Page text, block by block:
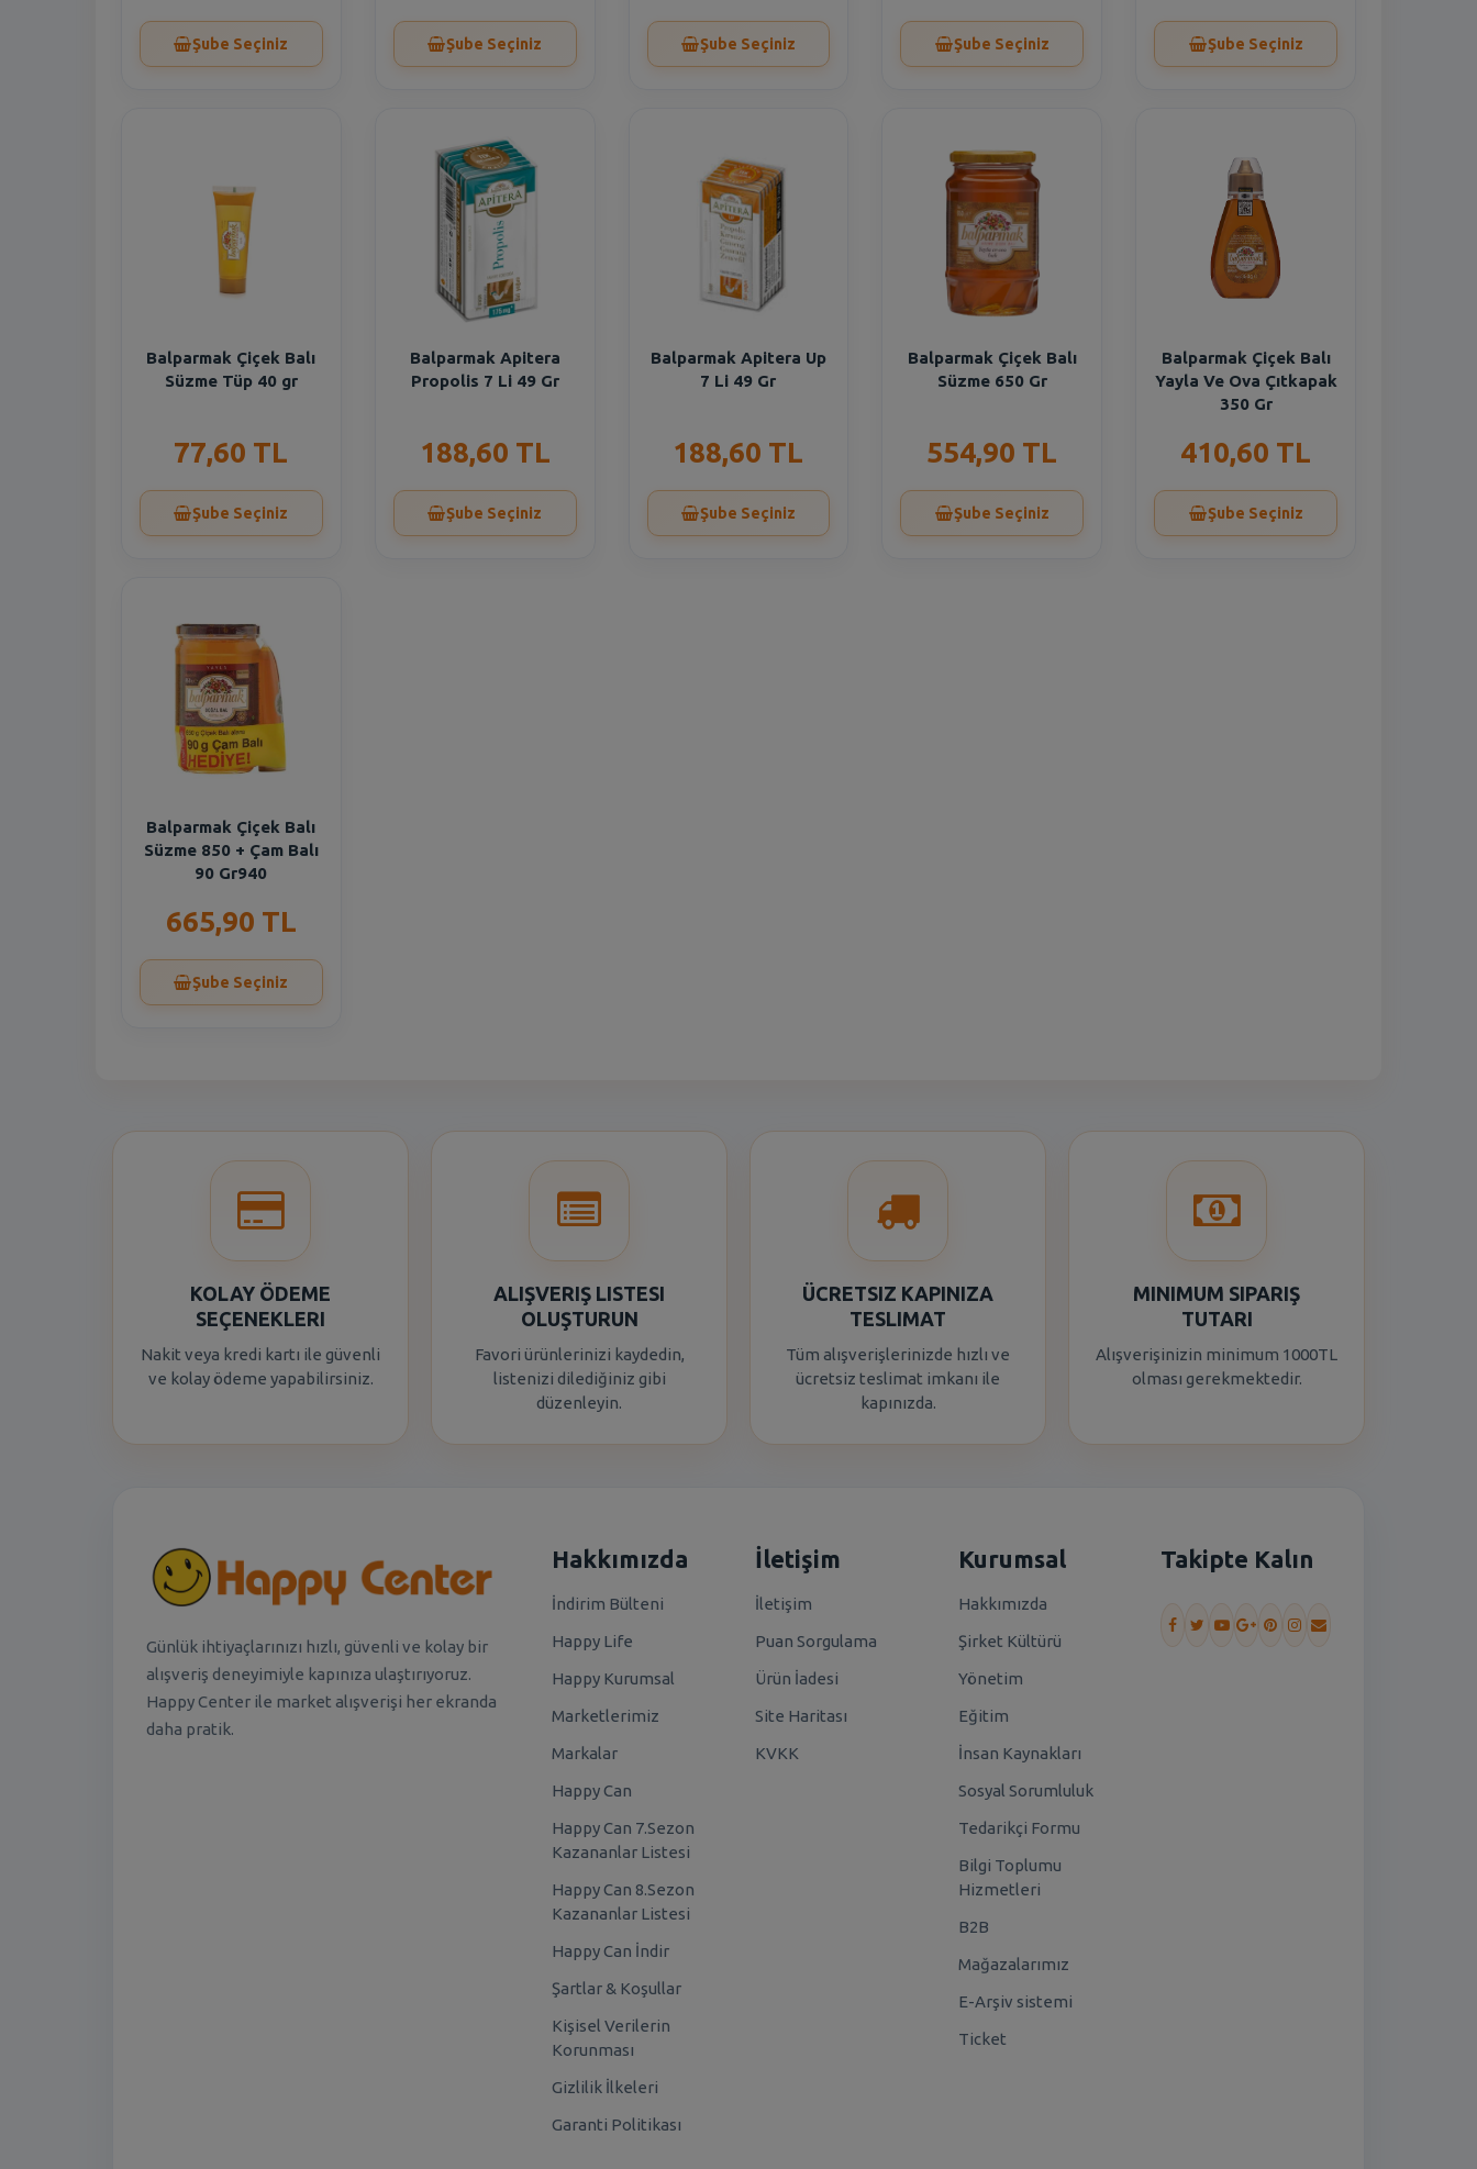
Şube Seçiniz Şube Seçiniz Şube Seçiniz Şube Seçiniz Şube Seçiniz
Balparmak Çiçek Balı
Süzme Tüp 40 gr
77,60 TL
Şube Seçiniz
Balparmak Apitera
Propolis 7 Li 49 Gr
188,60 TL
Şube Seçiniz
Balparmak Apitera Up
7 Li 49 Gr
188,60 TL
Şube Seçiniz
Balparmak Çiçek Balı
Süzme 650 Gr
554,90 TL
Şube Seçiniz
Balparmak Çiçek Balı
Yayla Ve Ova Çıtkapak
350 Gr
410,60 TL
Şube Seçiniz
Balparmak Çiçek Balı
Süzme 850 + Çam Balı
90 Gr940
665,90 TL
Şube Seçiniz
KOLAY ÖDEME
SEÇENEKLERI
Nakit veya kredi kartı ile güvenli
ve kolay ödeme yapabilirsiniz.
ALIŞVERIŞ LISTESI
OLUŞTURUN
Favori ürünlerinizi kaydedin,
listenizi dilediğiniz gibi
düzenleyin.
ÜCRETSIZ KAPINIZA
TESLIMAT
Tüm alışverişlerinizde hızlı ve
ücretsiz teslimat imkanı ile
kapınızda.
MINIMUM SIPARIŞ
TUTARI
Alışverişinizin minimum 1000TL
olması gerekmektedir.
Günlük ihtiyaçlarınızı hızlı, güvenli ve kolay bir
alışveriş deneyimiyle kapınıza ulaştırıyoruz.
Happy Center ile market alışverişi her ekranda
daha pratik.
Hakkımızda
İndirim Bülteni
Happy Life
Happy Kurumsal
Marketlerimiz
Markalar
Happy Can
Happy Can 7.Sezon
Kazananlar Listesi
Happy Can 8.Sezon
Kazananlar Listesi
Happy Can İndir
Şartlar & Koşullar
Kişisel Verilerin
Korunması
Gizlilik İlkeleri
Garanti Politikası
İletişim
İletişim
Puan Sorgulama
Ürün İadesi
Site Haritası
KVKK
Kurumsal
Hakkımızda
Şirket Kültürü
Yönetim
Eğitim
İnsan Kaynakları
Sosyal Sorumluluk
Tedarikçi Formu
Bilgi Toplumu
Hizmetleri
B2B
Mağazalarımız
E-Arşiv sistemi
Ticket
Takipte Kalın